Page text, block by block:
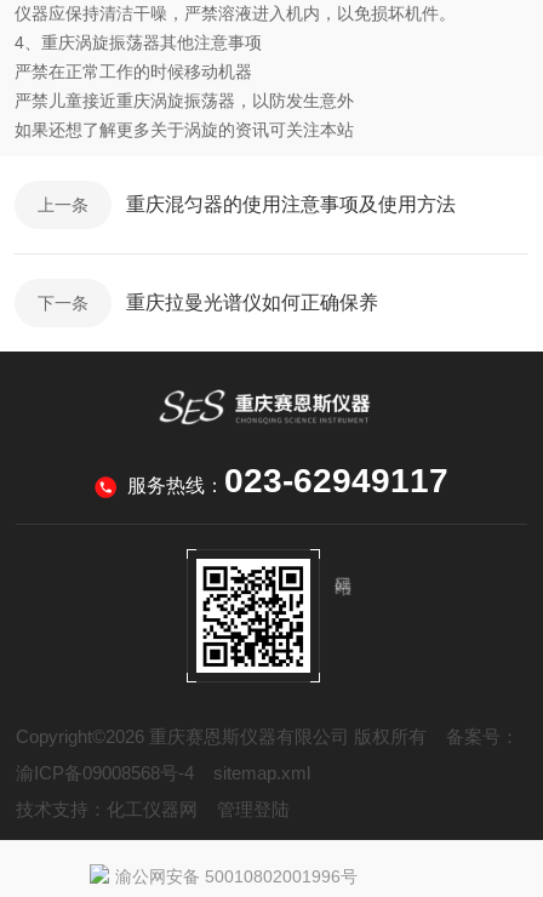
仪器应保持清洁干噪，严禁溶液进入机内，以免损坏机件。
4、重庆涡旋振荡器其他注意事项
严禁在正常工作的时候移动机器
严禁儿童接近重庆涡旋振荡器，以防发生意外
如果还想了解更多关于涡旋的资讯可关注本站
上一条 重庆混匀器的使用注意事项及使用方法
下一条 重庆拉曼光谱仪如何正确保养
服务热线： 023-62949117
Copyright©2026 重庆赛恩斯仪器有限公司 版权所有 备案号：
渝ICP备09008568号-4
sitemap.xml
技术支持： 化工仪器网 管理登陆
渝公网安备 50010802001996号